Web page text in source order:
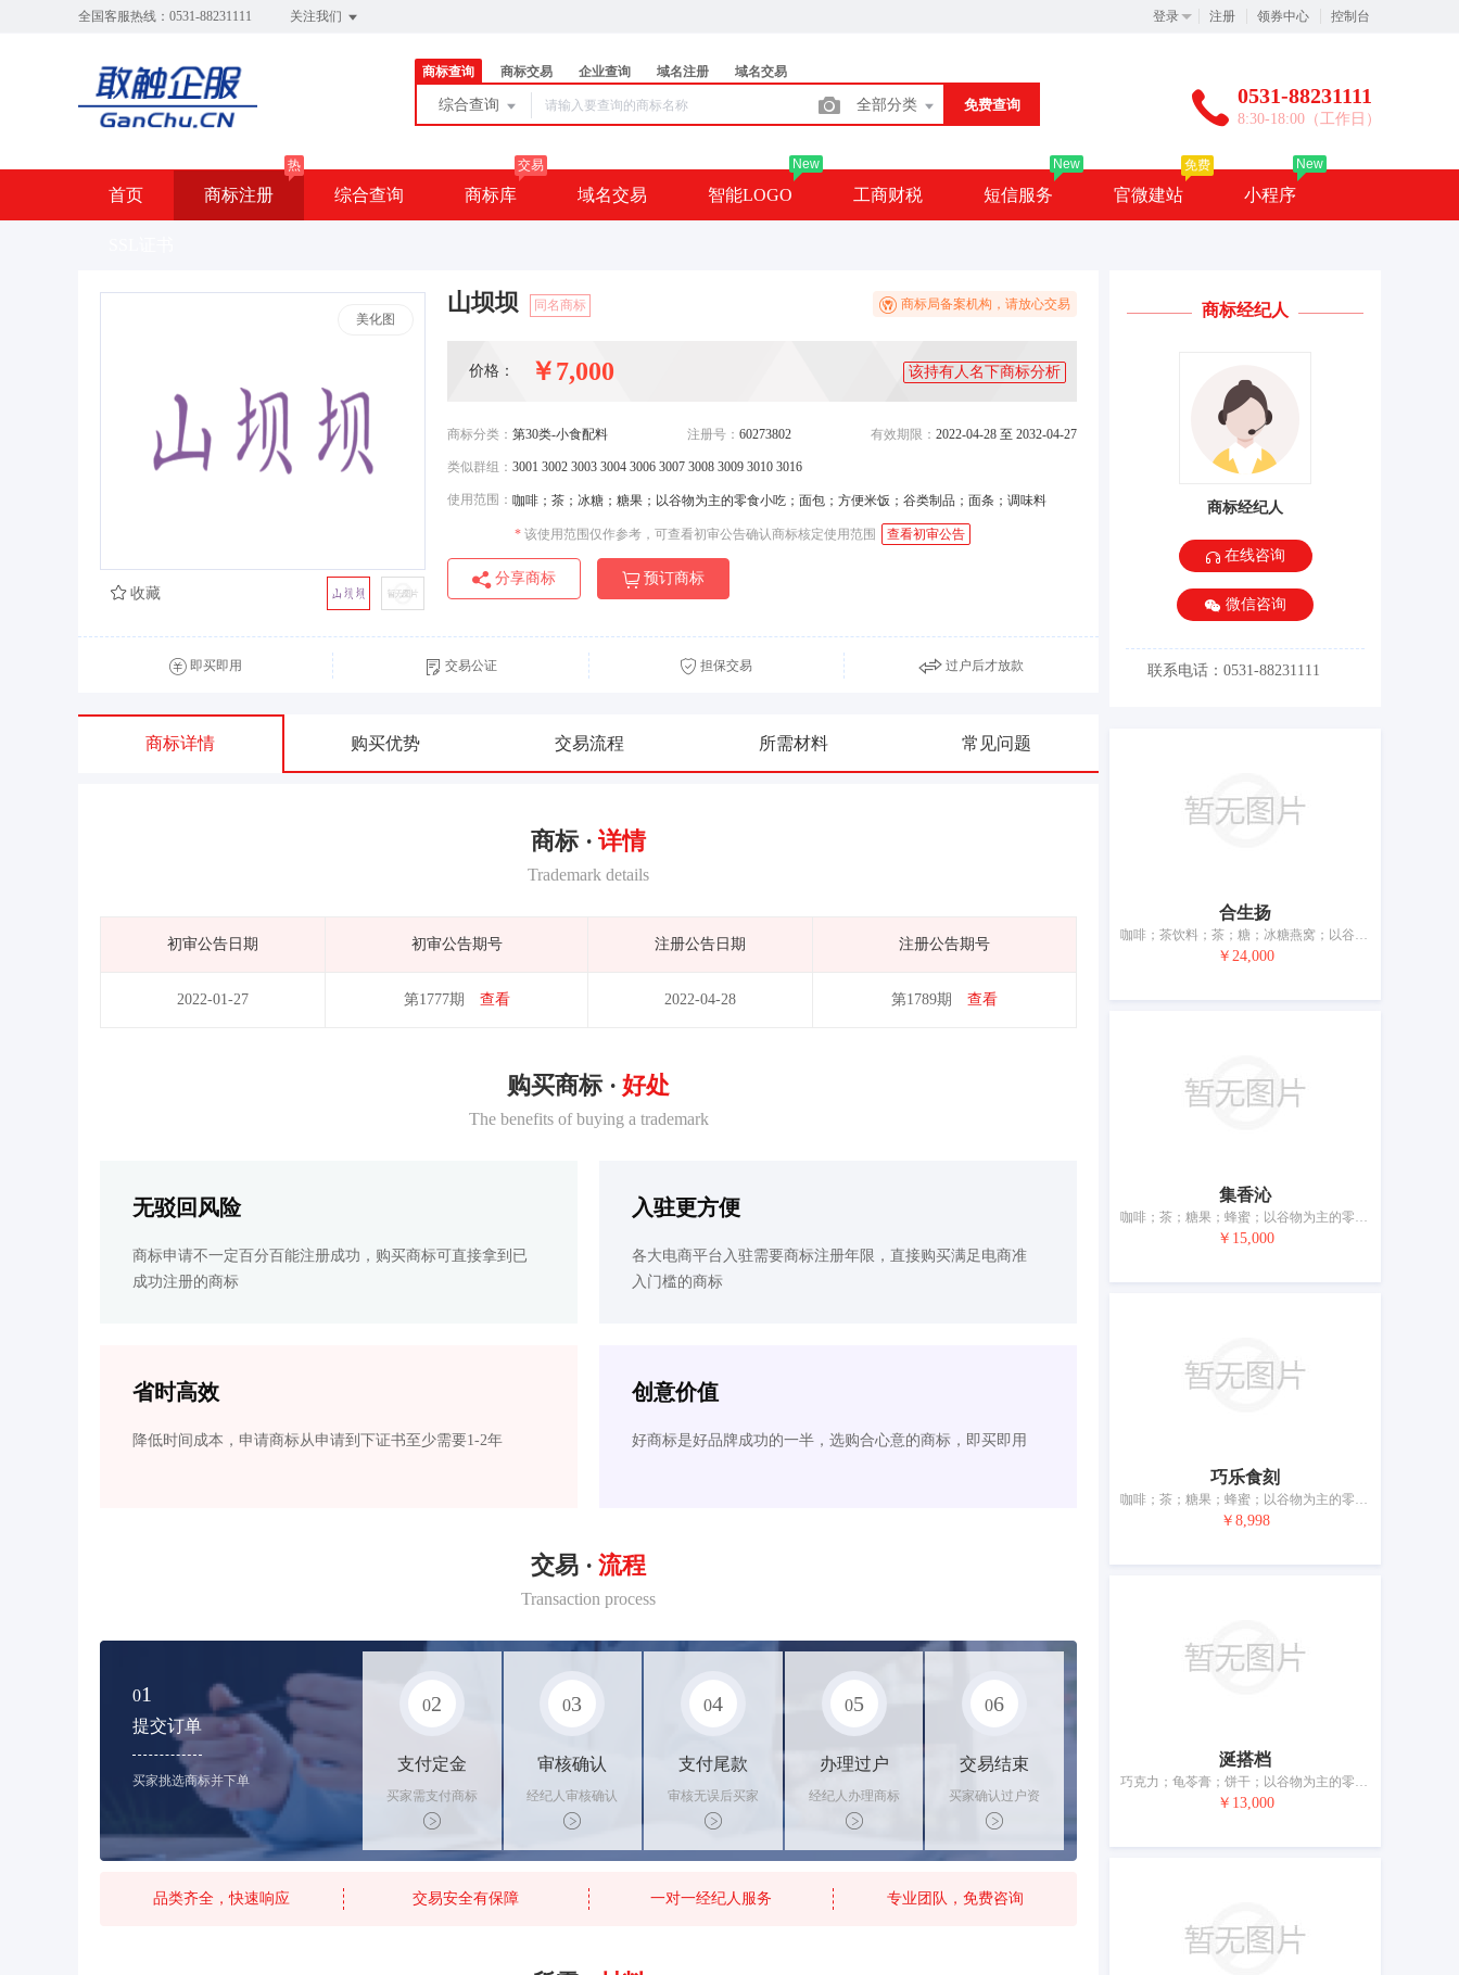
全国客服热线：0531-88231111 关注我们 登录 注册 领券中心 控制台
商标查询 商标交易 企业查询 域名注册 域名交易
综合查询 全部分类 免费查询 0531-88231111
8:30-18:00（工作日）
首页 商标注册
热
综合查询 商标库
交易
域名交易 智能LOGO
New
工商财税 短信服务
New
官微建站
免费
小程序
New
美化图
山坝坝 同名商标 商标局备案机构，请放心交易
价格： ￥7,000 该持有人名下商标分析
商标分类： 第30类-小食配料 注册号： 60273802 有效期限： 2022-04-28 至 2032-04-27
类似群组： 3001 3002 3003 3004 3006 3007 3008 3009 3010 3016
使用范围： 咖啡；茶；冰糖；糖果；以谷物为主的零食小吃；面包；方便米饭；谷类制品；面条；调味料
* 该使用范围仅作参考，可查看初审公告确认商标核定使用范围 查看初审公告
分享商标
预订商标
收藏
即买即用 交易公证 担保交易 过户后才放款
商标详情 购买优势 交易流程 所需材料 常见问题
商标 · 详情
Trademark details
初审公告日期 初审公告期号 注册公告日期 注册公告期号
2022-01-27 第1777期 查看 2022-04-28 第1789期 查看
购买商标 · 好处
The benefits of buying a trademark
无驳回风险
商标申请不一定百分百能注册成功，购买商标可直接拿到已
成功注册的商标
入驻更方便
各大电商平台入驻需要商标注册年限，直接购买满足电商准
入门槛的商标
省时高效
降低时间成本，申请商标从申请到下证书至少需要1-2年
创意价值
好商标是好品牌成功的一半，选购合心意的商标，即买即用
交易 · 流程
Transaction process
01
提交订单
买家挑选商标并下单
02
支付定金
买家需支付商标
标价的20%的购
买订金
03
审核确认
经纪人审核确认
商标状态
04
支付尾款
审核无误后买家
支付尾款，卖家
办理相关手续
05
办理过户
经纪人办理商标
转让手续，交付
相关证书
06
交易结束
买家确认过户资
料后，平台解冻
资金支付卖家
品类齐全，快速响应 交易安全有保障 一对一经纪人服务 专业团队，免费咨询
商标经纪人
商标经纪人
在线咨询
微信咨询
联系电话：0531-88231111
合生扬
咖啡；茶饮料；茶；糖；冰糖燕窝；以谷物为主的零食小吃；以米为主的零食小吃；粥；谷类制品；冰淇淋
￥24,000
集香沁
咖啡；茶；糖果；蜂蜜；以谷物为主的零食小吃；糕点；饺子；米；面条；调味料
￥15,000
巧乐食刻
咖啡；茶；糖果；蜂蜜；以谷物为主的零食小吃；面包；饺子；谷类制品；面条为主的预制食物；调味品
￥8,998
涎搭档
巧克力；龟苓膏；饼干；以谷物为主的零食小吃；饺子；谷类制品；面条；冰淇淋；酱油；调味品
￥13,000